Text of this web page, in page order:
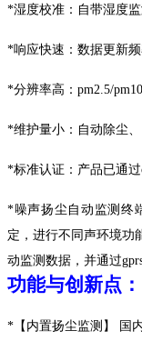
*湿度校准：自带湿度
*响应快速：数据更新
*分辨率高： pm2.5/
*维护量小：自动除尘
*标准认证：产品已通过
*噪声扬尘自动监测终
定，进行不同声环境功
动监测数据，并通过
功能与创新点 ：
* 【内置扬尘监测】 国